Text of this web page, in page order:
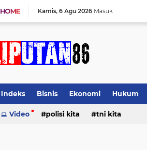
HOME Kamis 6 Agu 2026 Masuk
Indeks Bisnis Ekonomi Hukum
Video polisi kita tni kita